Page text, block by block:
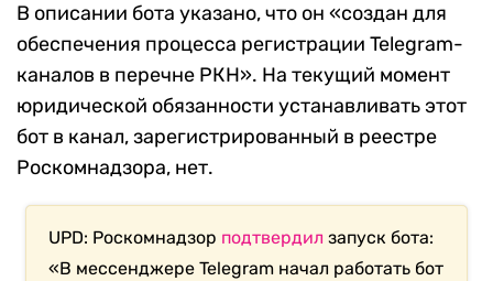
В описании бота указано, что он «создан для
обеспечения процесса регистрации Telegram-
каналов в перечне РКН». На текущий момент
юридической обязанности устанавливать этот
бот в канал, зарегистрированный в реестре
Роскомнадзора, нет.
UPD: Роскомнадзор подтвердил запуск бота:
«В мессенджере Telegram начал работать бот